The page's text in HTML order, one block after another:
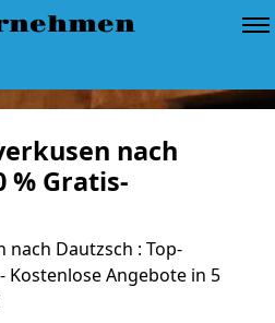
nach
% Gratis-
nach Dautzsch : Top-
Angebote in 5